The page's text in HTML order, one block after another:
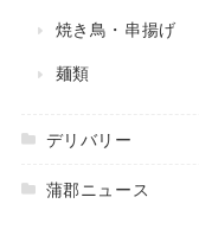
焼き鳥・串揚げ
麺類
デリバリー
蒲郡ニュース